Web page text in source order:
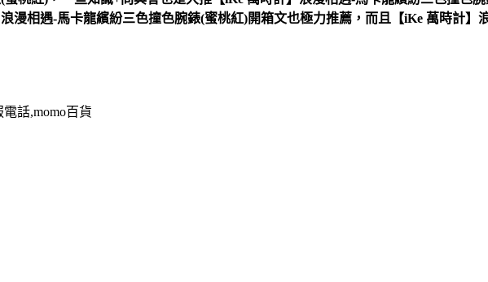
漫相遇-馬卡龍繽紛三色撞色腕錶(蜜桃紅)開箱文也極力推薦，而且【iKe 萬時計】
電話,momo百貨